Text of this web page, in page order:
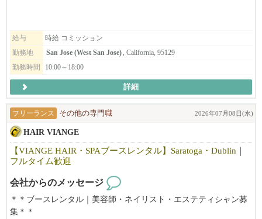
当サロンでは、日常にフィットするナチュラルスタイルから、
応しており、
美容師として様々な技術・スタイルを経験できる環境です。
ローカルのお客様を中心に、新規・リピーターともに安定して来
店があり、
丁寧なカウンセリングと高いサービス品質を大切にしているた
め、
お客様との信頼関係を築きやすく、リピートにもつながりやすい
「Japanese Head Spa」は特に人気が高く、
他サロンと差別化できる技術として学ぶことができます。
給与
時給 コミッション
勤務地
San Jose (West San Jose), California, 95129
勤務時間
10:00～18:00
詳細
フリーランス その他の専門職 2026年07月08日(水)
HAIR VIANGE
【VIANGE HAIR・SPAブースレンタル】Saratoga・Dublin｜
フルタイム歓迎
会社からのメッセージ
＊＊ブースレンタル｜美容師・ネイリスト・エステティシャン募
集＊＊